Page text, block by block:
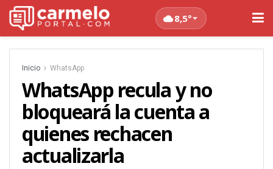
8,5°
Inicio WhatsApp
WhatsApp recula y no
bloqueará la cuenta a
quienes rechacen
actualizarla